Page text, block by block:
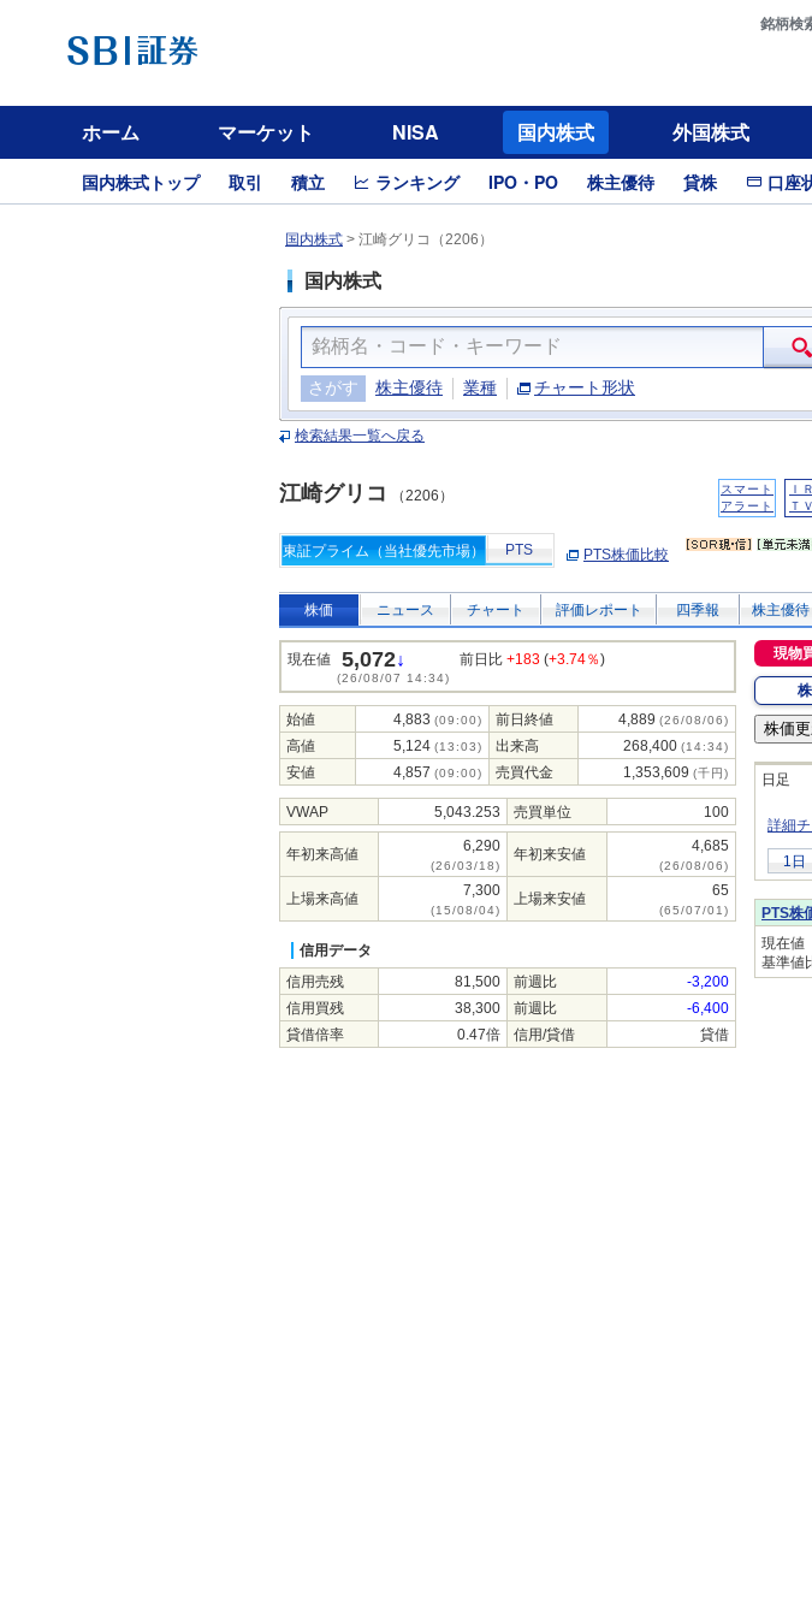
銘柄検
ホーム マーケット NISA 国内株式 外国株式
国内株式トップ 取引 積立 ランキング IPO・PO 株主優待 貸株 口座
国内株式 > 江崎グリコ（2206）
国内株式
さがす 株主優待 業種 チャート形状
検索結果一覧へ戻る
江崎グリコ （2206）
スマート
アラート
ＩＲ
ＴＶ
東証プライム（当社優先市場） PTS PTS株価比較
株価 ニュース チャート 評価レポート 四季報 株主優待
現在値 5,072↓
(26/08/07 14:34)
前日比 +183 (+3.74％)
始値 4,883 (09:00) 前日終値 4,889 (26/08/06)
高値 5,124 (13:03) 出来高 268,400 (14:34)
安値 4,857 (09:00) 売買代金 1,353,609 (千円)
VWAP 5,043.253 売買単位 100
年初来高値 6,290
(26/03/18)
年初来安値 4,685
(26/08/06)
上場来高値 7,300
(15/08/04)
上場来安値 65
(65/07/01)
信用データ
信用売残
81,500 前週比
-3,200
信用買残
38,300 前週比
-6,400
貸借倍率
0.47倍 信用/貸借 貸借
現物
日足
詳細
1日
PTS株
現在値
基準値